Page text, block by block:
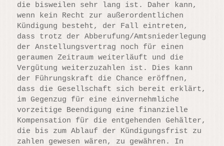
die bisweilen sehr lang ist. Daher kann,
wenn kein Recht zur außerordentlichen
Kündigung besteht, der Fall eintreten,
dass trotz der Abberufung/Amtsniederlegung
der Anstellungsvertrag noch für einen
geraumen Zeitraum weiterläuft und die
Vergütung weiterzuzahlen ist. Dies kann
der Führungskraft die Chance eröffnen,
dass die Gesellschaft sich bereit erklärt,
im Gegenzug für eine einvernehmliche
vorzeitige Beendigung eine finanzielle
Kompensation für die entgehenden Gehälter,
die bis zum Ablauf der Kündigungsfrist zu
zahlen gewesen wären, zu gewähren. In